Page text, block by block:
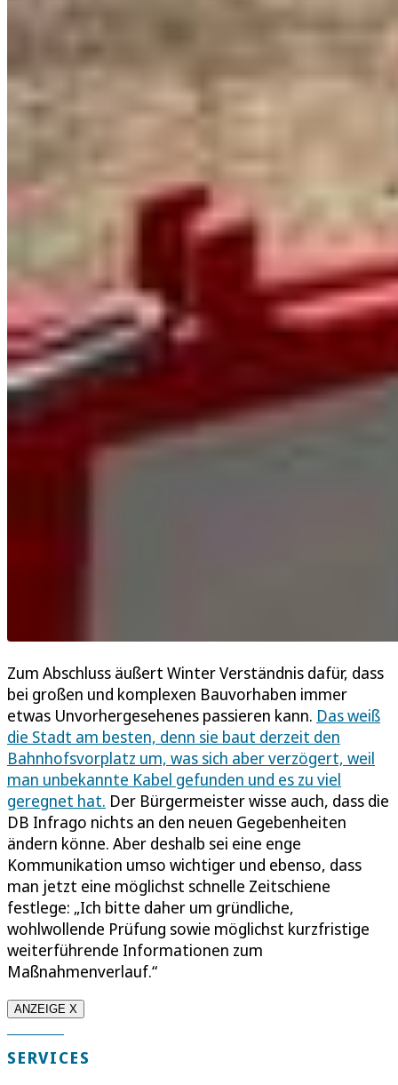
Zum Abschluss äußert Winter Verständnis dafür, dass
bei großen und komplexen Bauvorhaben immer
etwas Unvorhergesehenes passieren kann. Das weiß
die Stadt am besten, denn sie baut derzeit den
Bahnhofsvorplatz um, was sich aber verzögert, weil
man unbekannte Kabel gefunden und es zu viel
geregnet hat. Der Bürgermeister wisse auch, dass die
DB Infrago nichts an den neuen Gegebenheiten
ändern könne. Aber deshalb sei eine enge
Kommunikation umso wichtiger und ebenso, dass
man jetzt eine möglichst schnelle Zeitschiene
festlege: „Ich bitte daher um gründliche,
wohlwollende Prüfung sowie möglichst kurzfristige
weiterführende Informationen zum
Maßnahmenverlauf.“
ANZEIGE X
SERVICES